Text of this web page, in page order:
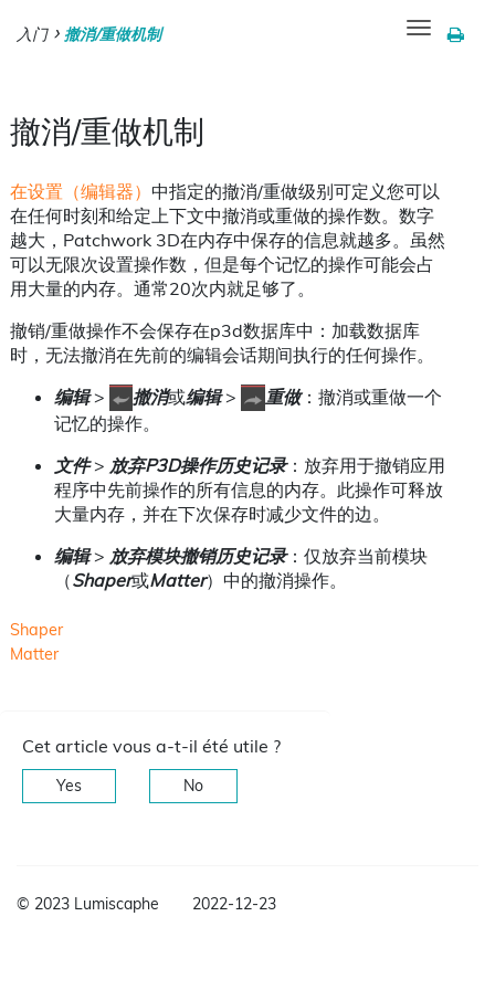
Toggle
navigation
入门 撤消/重做机制
撤消/重做机制
在设置（编辑器） 中指定的撤消/重做级别可定义您可以
在任何时刻和给定上下文中撤消或重做的操作数。数字
越大，Patchwork 3D在内存中保存的信息就越多。虽然
可以无限次设置操作数，但是每个记忆的操作可能会占
用大量的内存。通常20次内就足够了。
撤销/重做操作不会保存在p3d数据库中：加载数据库
时，无法撤消在先前的编辑会话期间执行的任何操作。
编辑> 撤消或编辑> 重做：撤消或重做一个
记忆的操作。
文件> 放弃P3D操作历史记录：放弃用于撤销应用
程序中先前操作的所有信息的内存。此操作可释放
大量内存，并在下次保存时减少文件的边。
编辑> 放弃模块撤销历史记录：仅放弃当前模块
（Shaper或Matter）中的撤消操作。
Shaper
Matter
Cet article vous a-t-il été utile ?
Yes No
© 2023 Lumiscaphe 2022-12-23